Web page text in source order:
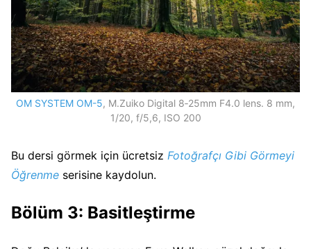
OM SYSTEM OM-5, M.Zuiko Digital 8‑25mm F4.0 lens. 8 mm,
1/20, f/5,6, ISO 200
Bu dersi görmek için ücretsiz Fotoğrafçı Gibi Görmeyi
Öğrenme serisine kaydolun.
Bölüm 3: Basitleştirme